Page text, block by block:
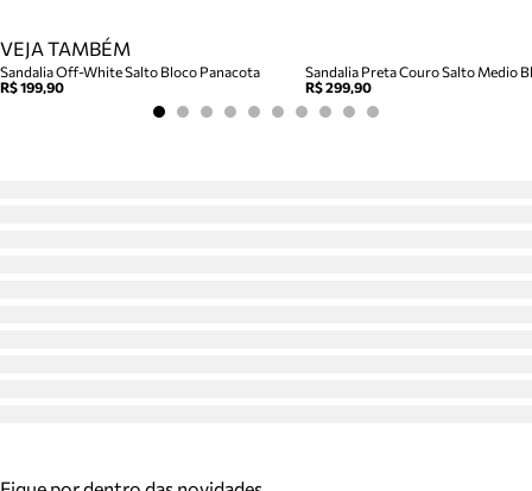
VEJA TAMBÉM
Sandalia Off-White Salto Bloco Panacota
R$ 199,90
Sandalia Preta Couro Salto Medio
R$ 299,90